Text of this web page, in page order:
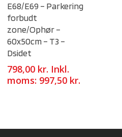
E68/E69 – Parkering
forbudt
zone/Ophør –
60x50cm – T3 –
Dsidet
798,00 kr. Inkl.
moms: 997,50 kr.